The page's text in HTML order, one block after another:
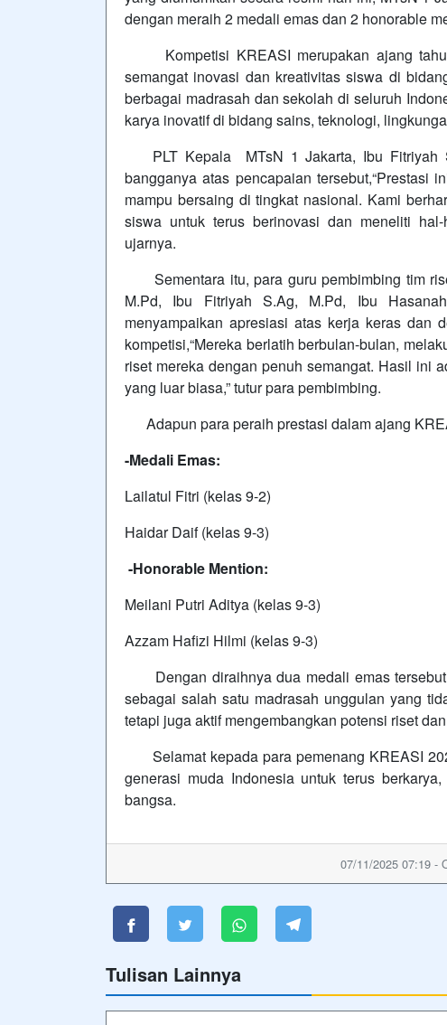
dengan meraih 2 medali emas dan 2 honorable
Kompetisi KREASI merupakan ajang
semangat inovasi dan kreativitas siswa di
berbagai madrasah dan sekolah di seluruh
karya inovatif di bidang sains, teknologi,
PLT Kepala MTsN 1 Jakarta, Ibu Fitriyah
bangganya atas pencapaian tersebut,“Prestasi
mampu bersaing di tingkat nasional. Kami
siswa untuk terus berinovasi dan meneliti
ujarnya.
Sementara itu, para guru pembimbing tim
M.Pd, Ibu Fitriyah S.Ag, M.Pd, Ibu
menyampaikan apresiasi atas kerja keras dan
kompetisi,“Mereka berlatih berbulan-bulan,
riset mereka dengan penuh semangat. Hasil ini
yang luar biasa,” tutur para pembimbing.
Adapun para peraih prestasi dalam ajang
-Medali Emas:
Lailatul Fitri (kelas 9-2)
Haidar Daif (kelas 9-3)
-Honorable Mention:
Meilani Putri Aditya (kelas 9-3)
Azzam Hafizi Hilmi (kelas 9-3)
Dengan diraihnya dua medali emas
sebagai salah satu madrasah unggulan yang
tetapi juga aktif mengembangkan potensi riset
Selamat kepada para pemenang KREASI
generasi muda Indonesia untuk terus
bangsa.
07/11/2025 07:19 -
Tulisan Lainnya